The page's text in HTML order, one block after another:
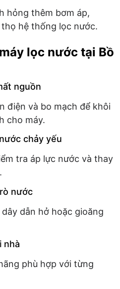
hỏng thêm bơm áp,
hệ thống lọc nước.
lọc nước tại Bồ
nguồn
điện và bo mạch để khôi
cho máy.
chảy yếu
tra áp lực nước và thay
nước
dẫn hở hoặc gioăng
nhà
phù hợp với từng